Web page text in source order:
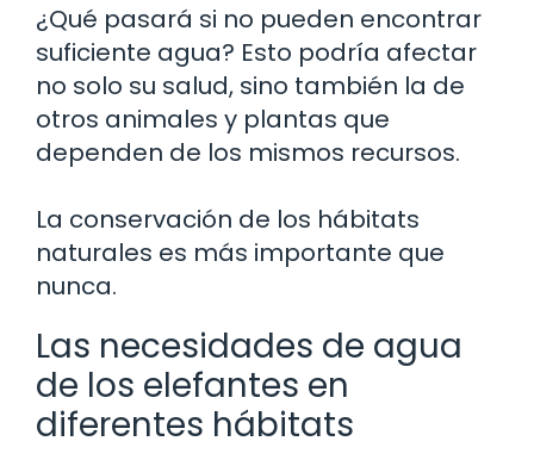
¿Qué pasará si no pueden encontrar
suficiente agua? Esto podría afectar
no solo su salud, sino también la de
otros animales y plantas que
dependen de los mismos recursos.
La conservación de los hábitats
naturales es más importante que
nunca.
Las necesidades de agua
de los elefantes en
diferentes hábitats